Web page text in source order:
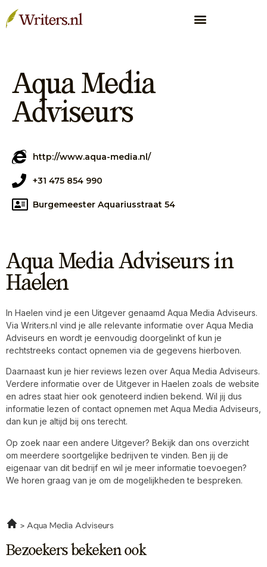
Aqua Media
Adviseurs
http://www.aqua-media.nl/
+31 475 854 990
Burgemeester Aquariusstraat 54
Aqua Media Adviseurs in
Haelen
In Haelen vind je een Uitgever genaamd Aqua Media Adviseurs.
Via Writers.nl vind je alle relevante informatie over Aqua Media
Adviseurs en wordt je eenvoudig doorgelinkt of kun je
rechtstreeks contact opnemen via de gegevens hierboven.
Daarnaast kun je hier reviews lezen over Aqua Media Adviseurs.
Verdere informatie over de Uitgever in Haelen zoals de website
en adres staat hier ook genoteerd indien bekend. Wil jij dus
informatie lezen of contact opnemen met Aqua Media Adviseurs,
dan kun je altijd bij ons terecht.
Op zoek naar een andere Uitgever? Bekijk dan ons overzicht
om meerdere soortgelijke bedrijven te vinden. Ben jij de
eigenaar van dit bedrijf en wil je meer informatie toevoegen?
We horen graag van je om de mogelijkheden te bespreken.
Aqua Media Adviseurs
Bezoekers bekeken ook